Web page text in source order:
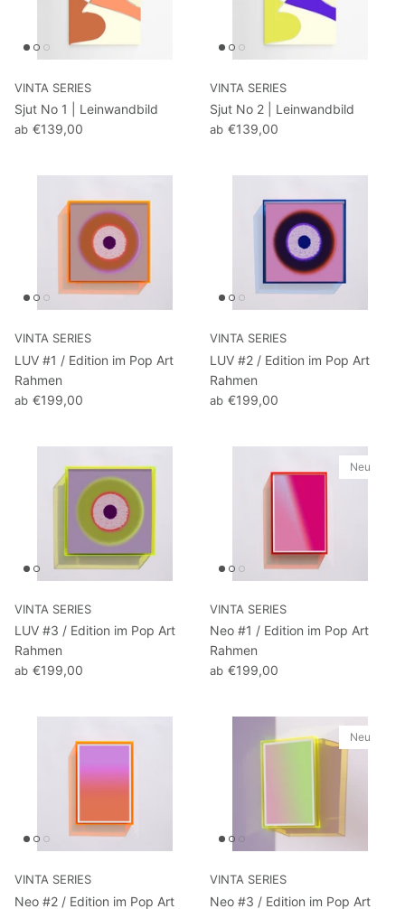
VINTA SERIES
Sjut No 1 | Leinwandbild
ab €139,00
VINTA SERIES
Sjut No 2 | Leinwandbild
ab €139,00
VINTA SERIES
LUV #1 / Edition im Pop Art
Rahmen
ab €199,00
VINTA SERIES
LUV #2 / Edition im Pop Art
Rahmen
ab €199,00
VINTA SERIES
LUV #3 / Edition im Pop Art
Rahmen
ab €199,00
Neu
VINTA SERIES
Neo #1 / Edition im Pop Art
Rahmen
ab €199,00
VINTA SERIES
Neo #2 / Edition im Pop Art
Neu
VINTA SERIES
Neo #3 / Edition im Pop Art